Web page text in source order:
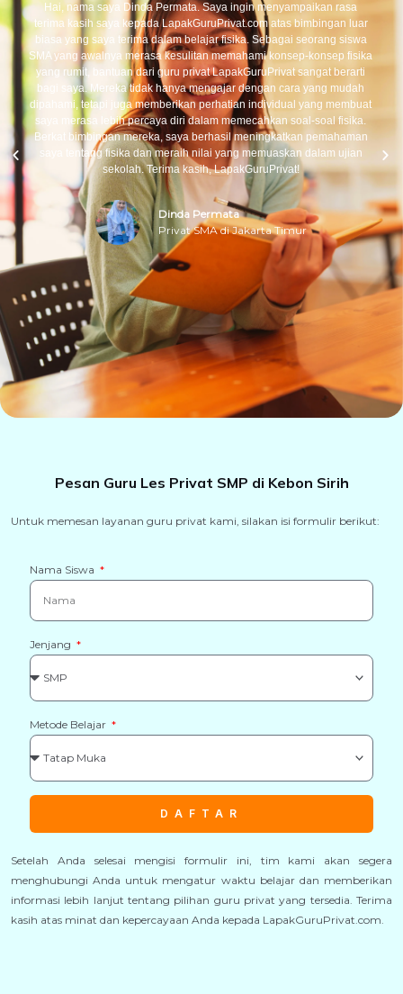
Hai, nama saya Dinda Permata. Saya ingin menyampaikan rasa
terima kasih saya kepada LapakGuruPrivat.com atas bimbingan luar
biasa yang saya terima dalam belajar fisika. Sebagai seorang siswa
SMA yang awalnya merasa kesulitan memahami konsep-konsep fisika
yang rumit, bantuan dari guru privat LapakGuruPrivat sangat berarti
bagi saya. Mereka tidak hanya mengajar dengan cara yang mudah
dipahami, tetapi juga memberikan perhatian individual yang membuat
saya merasa lebih percaya diri dalam memecahkan soal-soal fisika.
Berkat bimbingan mereka, saya berhasil meningkatkan pemahaman
saya tentang fisika dan meraih nilai yang memuaskan dalam ujian
sekolah. Terima kasih, LapakGuruPrivat!
Dinda Permata
Privat SMA di Jakarta Timur
Pesan Guru Les Privat SMP di Kebon Sirih
Untuk memesan layanan guru privat kami, silakan isi formulir berikut:
Nama Siswa
Jenjang
Metode Belajar
DAFTAR
Setelah Anda selesai mengisi formulir ini, tim kami akan segera
menghubungi Anda untuk mengatur waktu belajar dan memberikan
informasi lebih lanjut tentang pilihan guru privat yang tersedia. Terima
kasih atas minat dan kepercayaan Anda kepada LapakGuruPrivat.com.